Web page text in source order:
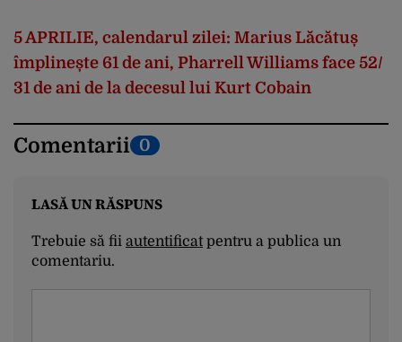
5 APRILIE, calendarul zilei: Marius Lăcătuș
împlinește 61 de ani, Pharrell Williams face 52/
31 de ani de la decesul lui Kurt Cobain
Comentarii 0
LASĂ UN RĂSPUNS
Trebuie să fii autentificatpentru a publica un
comentariu.